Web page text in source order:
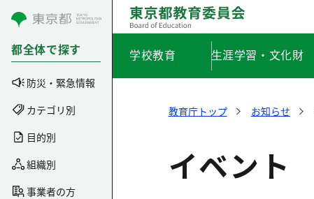
コンテンツにスキップ
都全体で探す
防災・緊急情報
カテゴリ別
目的別
組織別
事業者の方
学校教育 生涯学習・文化財
教育庁トップ お知らせ
イベント